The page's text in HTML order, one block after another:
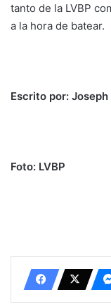
tanto de la LVBP
a la hora de batear.
Escrito por:
Foto: LVBP